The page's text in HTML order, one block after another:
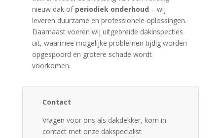
nieuw dak of periodiek onderhoud – wij
leveren duurzame en professionele oplossingen.
Daarnaast voeren wij uitgebreide dakinspecties
uit, waarmee mogelijke problemen tijdig worden
opgespoord en grotere schade wordt
voorkomen.
Contact
Vragen voor ons als dakdekker, kom in
contact met onze dakspecialist